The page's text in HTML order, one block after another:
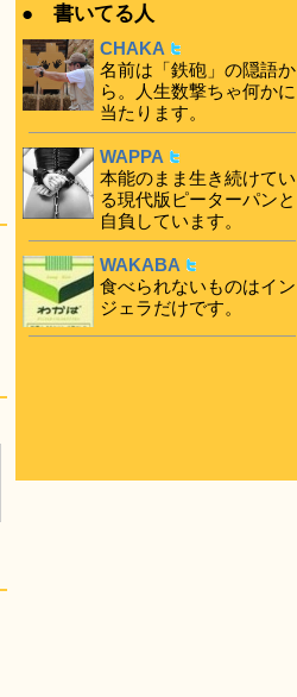
● 書いてる人
CHAKA
名前は「鉄砲」の隠語か
ら。人生数撃ちゃ何かに
当たります。
WAPPA
本能のまま生き続けてい
る現代版ピーターパンと
自負しています。
WAKABA
食べられないものはイン
ジェラだけです。